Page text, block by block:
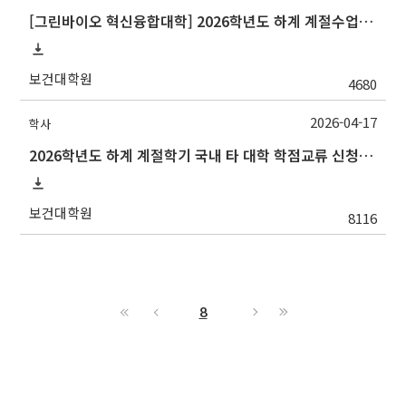
[그린바이오 혁신융합대학] 2026학년도 하계 계절수업 연암대학교 교류 수학 안내
보건대학원 4680
학사
2026학년도 하계 계절학기 국내 타 대학 학점교류 신청 안내
보건대학원 8116
2026-04-17
8